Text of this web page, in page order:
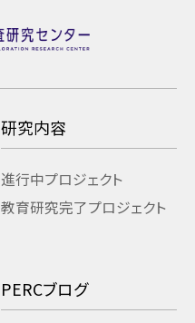
研究内容
進行中プロジェクト
教育研究完了プロジェクト
PERCブログ